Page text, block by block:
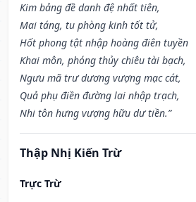
Kim bảng đề danh đệ nhất tiên,
Mai táng, tu phòng kinh tốt tử,
Hốt phong tật nhập hoàng điên tuyền
Khai môn, phóng thủy chiêu tài bạch,
Ngưu mã trư dương vượng mạc cát,
Quả phụ điền đường lai nhập trạch,
Nhi tôn hưng vượng hữu dư tiền.”
Thập Nhị Kiến Trừ
Trực Trừ